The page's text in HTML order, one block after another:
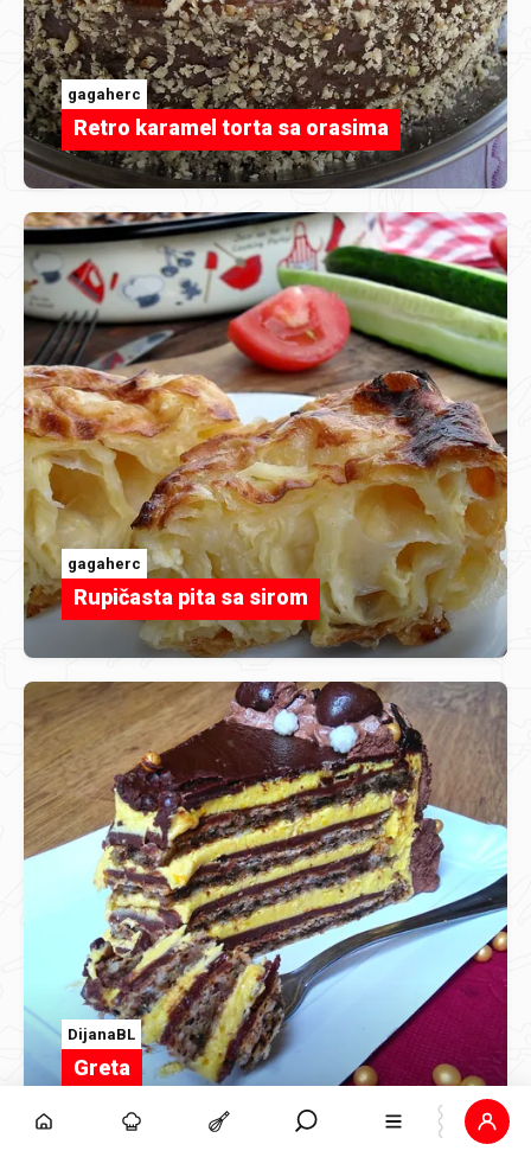
gagaherc
Retro karamel torta sa orasima
gagaherc
Rupičasta pita sa sirom
DijanaBL
Greta